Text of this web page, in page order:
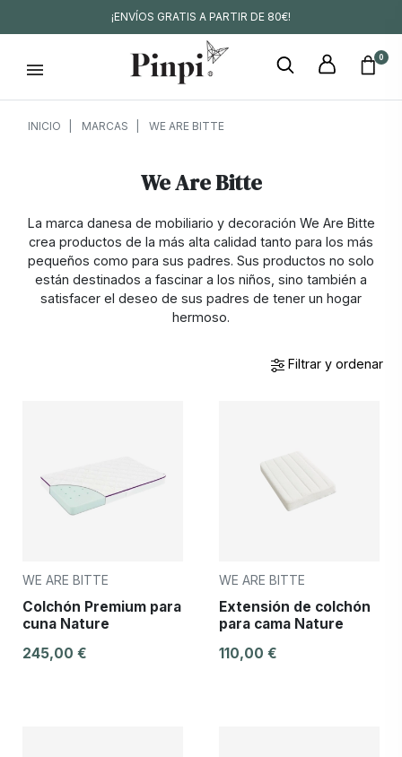
¡ENVÍOS GRATIS A PARTIR DE 80€!
0
INICIO MARCAS WE ARE BITTE
We Are Bitte
La marca danesa de mobiliario y decoración We Are Bitte
crea productos de la más alta calidad tanto para los más
pequeños como para sus padres. Sus productos no solo
están destinados a fascinar a los niños, sino también a
satisfacer el deseo de sus padres de tener un hogar
hermoso.
Filtrar y ordenar
WE ARE BITTE
Colchón Premium para
cuna Nature
245,00 €
WE ARE BITTE
Extensión de colchón
para cama Nature
110,00 €